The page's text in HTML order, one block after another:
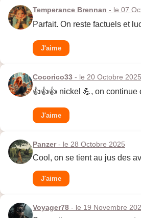
Temperance Brennan - le 07
Parfait. On reste factuels et
J'aime
Cocorico33 - le 20 Octobre 2025
👍👍👍 nickel 💪, on continue
J'aime
Panzer- le 28 Octobre 2025
Cool, on se tient au jus des
J'aime
Voyager78 - le 19 Novembre